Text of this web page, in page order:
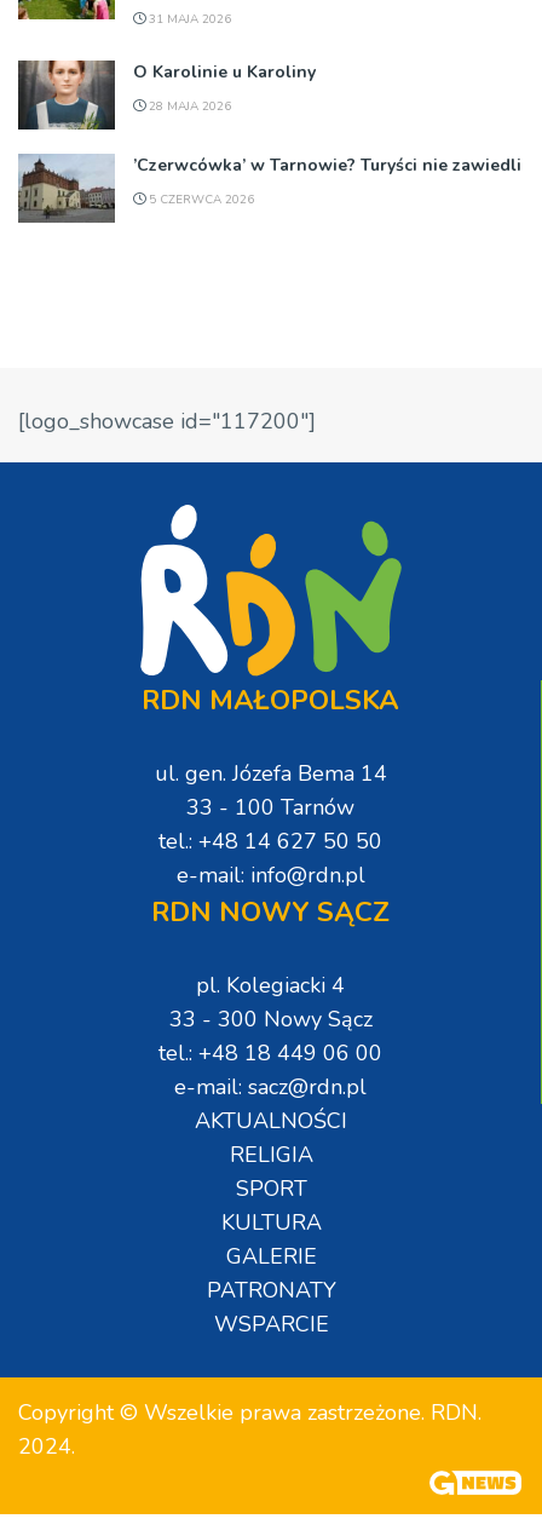
31 MAJA 2026
O Karolinie u Karoliny
28 MAJA 2026
’Czerwcówka’ w Tarnowie? Turyści nie zawiedli
5 CZERWCA 2026
[logo_showcase id="117200"]
RDN MAŁOPOLSKA
ul. gen. Józefa Bema 14
33 - 100 Tarnów
tel.: +48 14 627 50 50
e-mail: info@rdn.pl
RDN NOWY SĄCZ
pl. Kolegiacki 4
33 - 300 Nowy Sącz
tel.: +48 18 449 06 00
e-mail: sacz@rdn.pl
AKTUALNOŚCI
RELIGIA
SPORT
KULTURA
GALERIE
PATRONATY
WSPARCIE
Copyright © Wszelkie prawa zastrzeżone. RDN.
2024.